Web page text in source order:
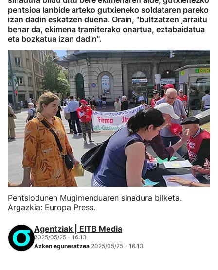
pentsioa lanbide arteko gutxieneko soldataren pareko
izan dadin eskatzen duena. Orain, "bultzatzen jarraitu
behar da, ekimena tramiterako onartua, eztabaidatua
eta bozkatua izan dadin".
Pentsiodunen Mugimenduaren sinadura bilketa.
Argazkia: Europa Press.
Agentziak | EITB Media
2025/05/25 - 16:13
Azken eguneratzea 2025/05/25 - 16:13